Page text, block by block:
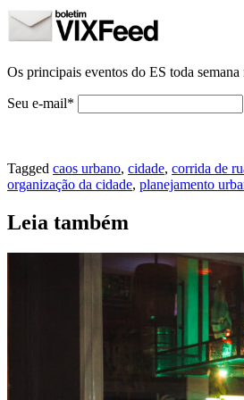
Os principais eventos do ES toda semana
Seu e-mail*
Tagged caos urbano, cidade, corrida de
organização da cidade, planejamento
Leia também